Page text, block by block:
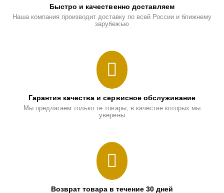
Быстро и качественно доставляем
Наша компания производит доставку по всей России и ближнему
зарубежью
Гарантия качества и сервисное обслуживание
Мы предлагаем только те товары, в качестве которых мы
уверены
Возврат товара в течение 30 дней